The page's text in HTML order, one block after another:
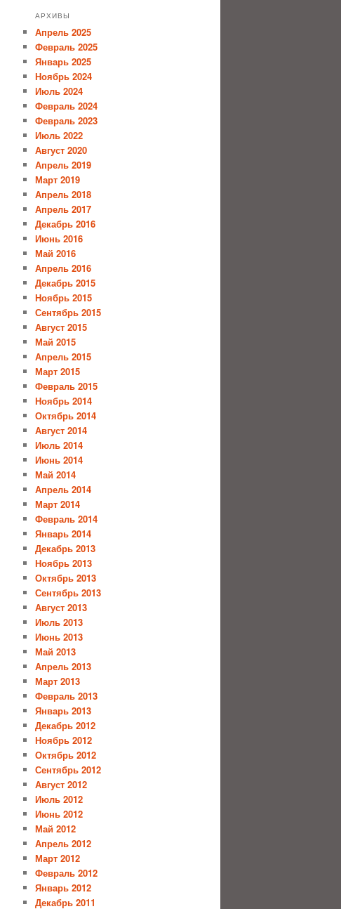
АРХИВЫ
Апрель 2025
Февраль 2025
Январь 2025
Ноябрь 2024
Июль 2024
Февраль 2024
Февраль 2023
Июль 2022
Август 2020
Апрель 2019
Март 2019
Апрель 2018
Апрель 2017
Декабрь 2016
Июнь 2016
Май 2016
Апрель 2016
Декабрь 2015
Ноябрь 2015
Сентябрь 2015
Август 2015
Май 2015
Апрель 2015
Март 2015
Февраль 2015
Ноябрь 2014
Октябрь 2014
Август 2014
Июль 2014
Июнь 2014
Май 2014
Апрель 2014
Март 2014
Февраль 2014
Январь 2014
Декабрь 2013
Ноябрь 2013
Октябрь 2013
Сентябрь 2013
Август 2013
Июль 2013
Июнь 2013
Май 2013
Апрель 2013
Март 2013
Февраль 2013
Январь 2013
Декабрь 2012
Ноябрь 2012
Октябрь 2012
Сентябрь 2012
Август 2012
Июль 2012
Июнь 2012
Май 2012
Апрель 2012
Март 2012
Февраль 2012
Январь 2012
Декабрь 2011